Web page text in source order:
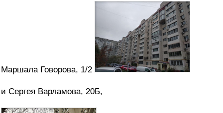
Маршала Говорова, 1/2
и Сергея Варламова, 20Б,